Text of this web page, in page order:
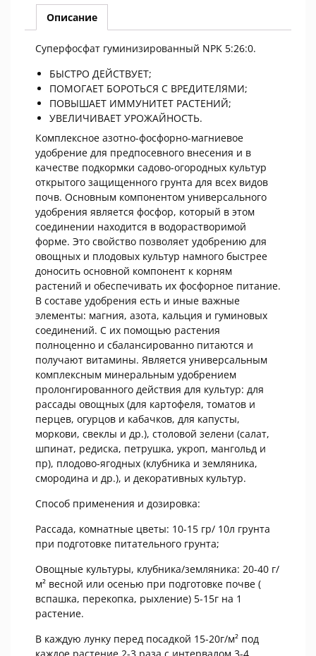
удобрение
Описание
Суперфосфат гуминизированный NPK 5:26:0.
БЫСТРО ДЕЙСТВУЕТ;
ПОМОГАЕТ БОРОТЬСЯ С ВРЕДИТЕЛЯМИ;
ПОВЫШАЕТ ИММУНИТЕТ РАСТЕНИЙ;
УВЕЛИЧИВАЕТ УРОЖАЙНОСТЬ.
Комплексное азотно-фосфорно-магниевое
удобрение для предпосевного внесения и в
качестве подкормки садово-огородных культур
открытого защищенного грунта для всех видов
почв. Основным компонентом универсального
удобрения является фосфор, который в этом
соединении находится в водорастворимой
форме. Это свойство позволяет удобрению для
овощных и плодовых культур намного быстрее
доносить основной компонент к корням
растений и обеспечивать их фосфорное питание.
В составе удобрения есть и иные важные
элементы: магния, азота, кальция и гуминовых
соединений. С их помощью растения
полноценно и сбалансированно питаются и
получают витамины. Является универсальным
комплексным минеральным удобрением
пролонгированного действия для культур: для
рассады овощных (для картофеля, томатов и
перцев, огурцов и кабачков, для капусты,
моркови, свеклы и др.), столовой зелени (салат,
шпинат, редиска, петрушка, укроп, мангольд и
пр), плодово-ягодных (клубника и земляника,
смородина и др.), и декоративных культур.
Способ применения и дозировка:
Рассада, комнатные цветы: 10-15 гр/ 10л грунта
при подготовке питательного грунта;
Овощные культуры, клубника/земляника: 20-40 г/
м² весной или осенью при подготовке почве (
вспашка, перекопка, рыхление) 5-15г на 1
растение.
В каждую лунку перед посадкой 15-20г/м² под